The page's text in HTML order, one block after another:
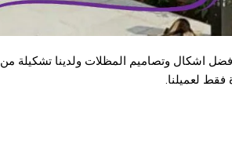
لك افضل اشكال وتصاميم المظلات ولدينا تشكيلة من
لعميلنا.